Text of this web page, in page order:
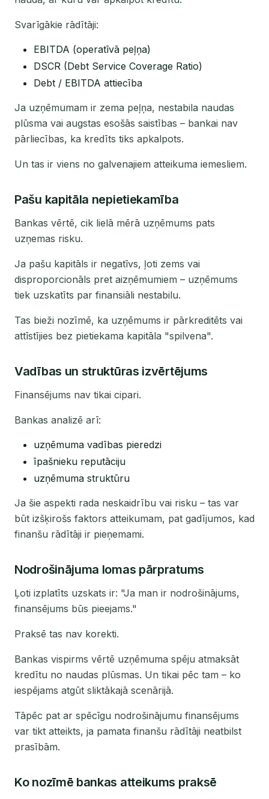
Svarīgākie rādītāji:
EBITDA (operatīvā peļņa)
DSCR (Debt Service Coverage Ratio)
Debt / EBITDA attiecība
Ja uzņēmumam ir zema peļņa, nestabila naudas
plūsma vai augstas esošās saistības – bankai nav
pārliecības, ka kredīts tiks apkalpots.
Un tas ir viens no galvenajiem atteikuma iemesliem.
Pašu kapitāla nepietiekamība
Bankas vērtē, cik lielā mērā uzņēmums pats
uzņemas risku.
Ja pašu kapitāls ir negatīvs, ļoti zems vai
disproporcionāls pret aizņēmumiem – uzņēmums
tiek uzskatīts par finansiāli nestabilu.
Tas bieži nozīmē, ka uzņēmums ir pārkreditēts vai
attīstījies bez pietiekama kapitāla "spilvena".
Vadības un struktūras izvērtējums
Finansējums nav tikai cipari.
Bankas analizē arī:
uzņēmuma vadības pieredzi
īpašnieku reputāciju
uzņēmuma struktūru
Ja šie aspekti rada neskaidrību vai risku – tas var
būt izšķirošs faktors atteikumam, pat gadījumos, kad
finanšu rādītāji ir pieņemami.
Nodrošinājuma lomas pārpratums
Ļoti izplatīts uzskats ir: "Ja man ir nodrošinājums,
finansējums būs pieejams."
Praksē tas nav korekti.
Bankas vispirms vērtē uzņēmuma spēju atmaksāt
kredītu no naudas plūsmas. Un tikai pēc tam – ko
iespējams atgūt sliktākajā scenārijā.
Tāpēc pat ar spēcīgu nodrošinājumu finansējums
var tikt atteikts, ja pamata finanšu rādītāji neatbilst
prasībām.
Ko nozīmē bankas atteikums praksē